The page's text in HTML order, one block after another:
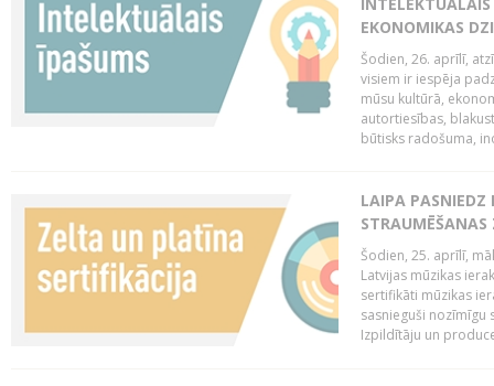
EKONOMIKAS
Šodien, 26. aprīlī,
visiem ir iespēja
mūsu kultūrā,
autortiesības,
būtisks radošuma,
LAIPA PASNIEDZ
Šodien, 25. aprīlī,
Latvijas mūzikas
sertifikāti mūzikas
sasnieguši nozīmīgu
Izpildītāju un